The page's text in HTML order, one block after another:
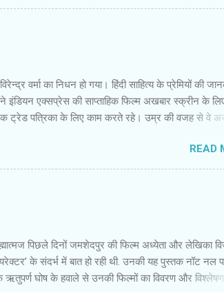
में फंसी हैं। पैन नलिन ने उनके इस मिलन में उनकी जिंदगी के
रखने की कोशिश की है। फिल्‍म की शुरुआत रोचक है। आरंभिक
की झलक पाते हैं। वे सभी जूझ रही हैं। उन्‍हें इस समाज में
वर्मा का निधन हो गया। हिंदी साहित्‍य के प्रेमियों की
इंडियन एक्‍सप्रेस की साप्‍ताहिक फिल्‍म अखबार स्‍क्रीन के
ट्रेड पत्रिका के लिए काम करते रहे। उम्र की वजह से वे
को कभी दुखी और नाराज नहीं देखा। इधर वे फिल्‍मों के प्रिव्‍यू
मिलती थी तो भी वे कुढ़ते नहीं थे। आने लिए जगह खोज
का पुराना दस्‍तूर है कि स्‍टार हो या पत्रकार...यहां ताकतवर
के साथ विरेन्‍द्र वर्मा की भूमिका नेपथ्‍य में चली गई थी।
READ
पिछले दिनों जमशेदपुर की फिल्म अध्येता और लेखिका
के संदर्भ में बात हो रही थी. उनकी यह पुस्तक नॉट नल
घोष के हवाले से उनकी फिल्मों का विवरण और विश्लेषण